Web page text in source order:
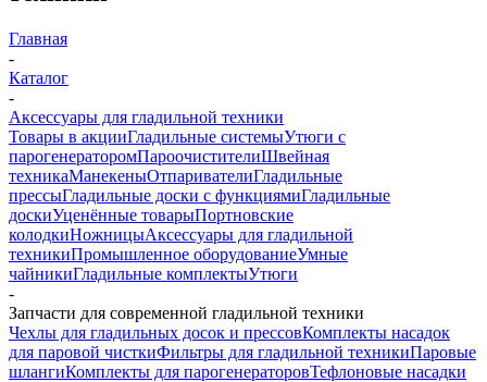
Главная
-
Каталог
-
Аксессуары для гладильной техники
Товары в акцииГладильные системыУтюги с
парогенераторомПароочистителиШвейная
техникаМанекеныОтпаривателиГладильные
прессыГладильные доски с функциямиГладильные
доскиУценённые товарыПортновские
колодкиНожницыАксессуары для гладильной
техникиПромышленное оборудованиеУмные
чайникиГладильные комплектыУтюги
-
Запчасти для современной гладильной техники
Чехлы для гладильных досок и прессовКомплекты насадок
для паровой чисткиФильтры для гладильной техникиПаровые
шлангиКомплекты для парогенераторовТефлоновые насадки